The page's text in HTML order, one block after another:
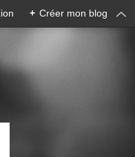
+ Créer mon blog